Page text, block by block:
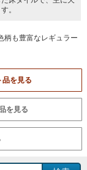
。
柄も豊富なレギュラー
品を見る
を見る